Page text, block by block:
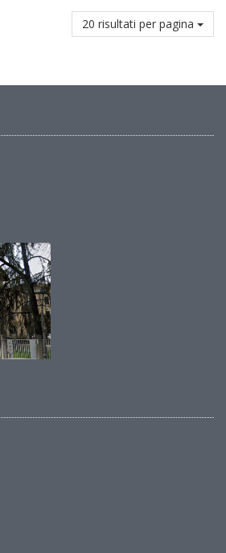
20 risultati per pagina